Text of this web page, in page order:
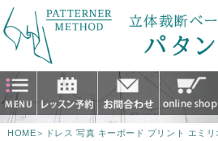
HOME ＞ ドレス 写真 キーボード プリント エミリ